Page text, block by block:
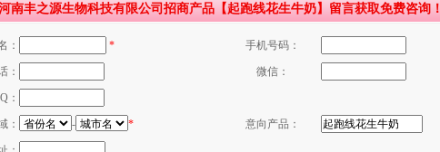
南丰之源生物科技有限公司招商产品【起跑线花生牛奶】留言获取免费咨询！
： * 手机号码：
： 微信：
：
： - * 意向产品：